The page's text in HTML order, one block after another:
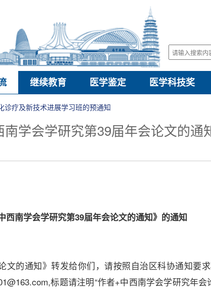
继续教育 医学鉴定 医学科技奖
诊疗及新技术进展学习班的预通知
学会学研究第39届年会论文的通
西南学会学研究第39届年会论文的通知》的通知
文的通知》转发给你们，请按照自治区科协通知要
标题请注明“作者+中西南学会学研究年会